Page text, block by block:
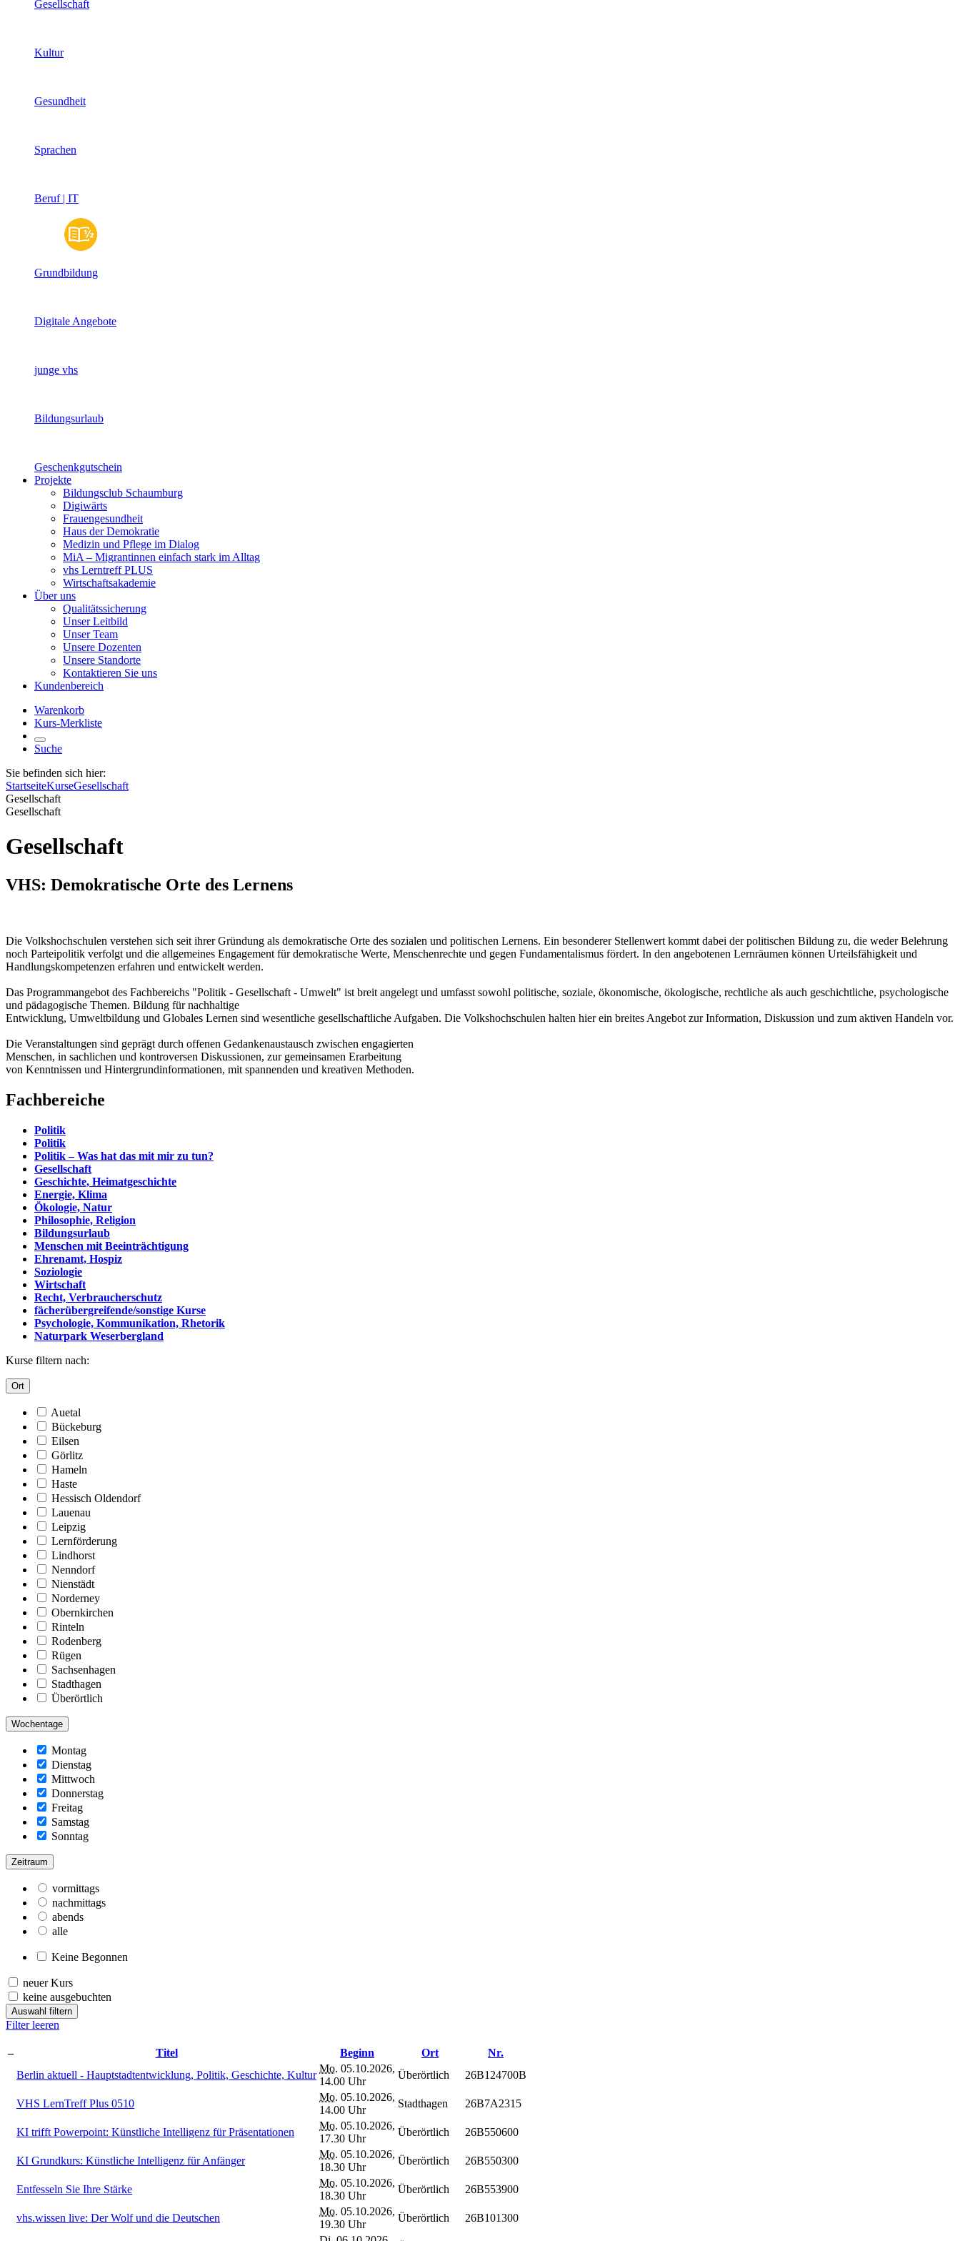
Gesellschaft
Kultur
Gesundheit
Sprachen
Beruf | IT
Grundbildung
Digitale Angebote
junge vhs
Bildungsurlaub
Geschenkgutschein
Projekte
Bildungsclub Schaumburg
Digiwärts
Frauengesundheit
Haus der Demokratie
Medizin und Pflege im Dialog
MiA – Migrantinnen einfach stark im Alltag
vhs Lerntreff PLUS
Wirtschaftsakademie
Über uns
Qualitätssicherung
Unser Leitbild
Unser Team
Unsere Dozenten
Unsere Standorte
Kontaktieren Sie uns
Kundenbereich
Warenkorb
Kurs-Merkliste
Suche
Sie befinden sich hier:
StartseiteKurseGesellschaft
Gesellschaft
Gesellschaft
Gesellschaft
VHS: Demokratische Orte des Lernens
Die Volkshochschulen verstehen sich seit ihrer Gründung als demokratische Orte des sozialen und politischen Lernens. Ein besonderer Stellenwert kommt dabei der politischen Bildung zu, die weder Belehrung
noch Parteipolitik verfolgt und die allgemeines Engagement für demokratische Werte, Menschenrechte und gegen Fundamentalismus fördert. In den angebotenen Lernräumen können Urteilsfähigkeit und
Handlungskompetenzen erfahren und entwickelt werden.
Das Programmangebot des Fachbereichs "Politik - Gesellschaft - Umwelt" ist breit angelegt und umfasst sowohl politische, soziale, ökonomische, ökologische, rechtliche als auch geschichtliche, psychologische
und pädagogische Themen. Bildung für nachhaltige
Entwicklung, Umweltbildung und Globales Lernen sind wesentliche gesellschaftliche Aufgaben. Die Volkshochschulen halten hier ein breites Angebot zur Information, Diskussion und zum aktiven Handeln vor.
Die Veranstaltungen sind geprägt durch offenen Gedankenaustausch zwischen engagierten
Menschen, in sachlichen und kontroversen Diskussionen, zur gemeinsamen Erarbeitung
von Kenntnissen und Hintergrundinformationen, mit spannenden und kreativen Methoden.
Fachbereiche
Politik
Politik
Politik – Was hat das mit mir zu tun?
Gesellschaft
Geschichte, Heimatgeschichte
Energie, Klima
Ökologie, Natur
Philosophie, Religion
Bildungsurlaub
Menschen mit Beeinträchtigung
Ehrenamt, Hospiz
Soziologie
Wirtschaft
Recht, Verbraucherschutz
fächerübergreifende/sonstige Kurse
Psychologie, Kommunikation, Rhetorik
Naturpark Weserbergland
Kurse filtern nach:
Ort
Auetal
Bückeburg
Eilsen
Görlitz
Hameln
Haste
Hessisch Oldendorf
Lauenau
Leipzig
Lernförderung
Lindhorst
Nenndorf
Nienstädt
Norderney
Obernkirchen
Rinteln
Rodenberg
Rügen
Sachsenhagen
Stadthagen
Überörtlich
Wochentage
Montag
Dienstag
Mittwoch
Donnerstag
Freitag
Samstag
Sonntag
Zeitraum
vormittags
nachmittags
abends
alle
Keine Begonnen
neuer Kurs
keine ausgebuchten
Auswahl filtern
Filter leeren
– Titel Beginn Ort
Nr.
Berlin aktuell - Hauptstadtentwicklung, Politik, Geschichte, Kultur
Mo. 05.10.2026,
14.00 Uhr
Überörtlich 26B124700B
VHS LernTreff Plus 0510
Mo. 05.10.2026,
14.00 Uhr
Stadthagen 26B7A2315
KI trifft Powerpoint: Künstliche Intelligenz für Präsentationen
Mo. 05.10.2026,
17.30 Uhr
Überörtlich 26B550600
KI Grundkurs: Künstliche Intelligenz für Anfänger
Mo. 05.10.2026,
18.30 Uhr
Überörtlich 26B550300
Entfesseln Sie Ihre Stärke
Mo. 05.10.2026,
18.30 Uhr
Überörtlich 26B553900
vhs.wissen live: Der Wolf und die Deutschen
Mo. 05.10.2026,
19.30 Uhr
Überörtlich 26B101300